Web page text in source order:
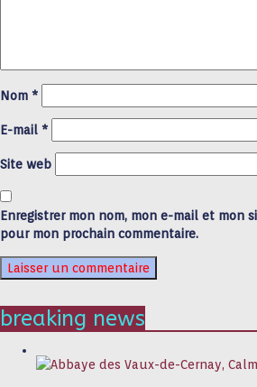
Nom *
E-mail *
Site web
Enregistrer mon nom, mon e-mail et mon
pour mon prochain commentaire.
breaking news